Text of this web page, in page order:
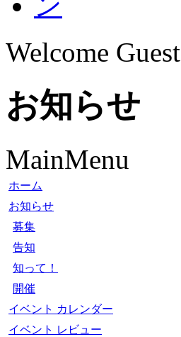
Welcome Guest
お知らせ
MainMenu
ホーム
お知らせ
募集
告知
知って！
開催
イベント カレンダー
イベント レビュー